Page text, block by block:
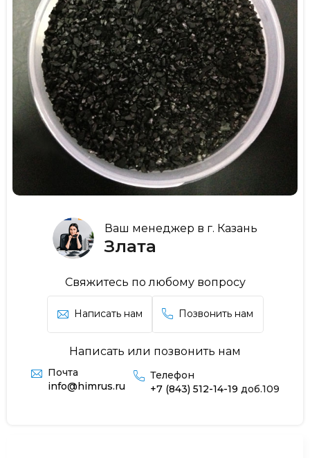
Ваш менеджер в г. Казань
Злата
Свяжитесь по любому вопросу
Написать нам Позвонить нам
Написать или позвонить нам
Почта
info@himrus.ru
Телефон
+7 (843) 512-14-19 доб.109